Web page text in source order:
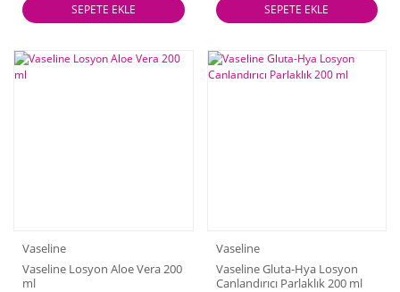
SEPETE EKLE SEPETE EKLE
Vaseline
Vaseline Losyon Aloe Vera 200
ml
Vaseline
Vaseline Gluta-Hya Losyon
Canlandırıcı Parlaklık 200 ml